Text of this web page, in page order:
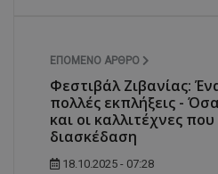
ΕΠΌΜΕΝΟ ΆΡΘΡΟ
Φεστιβάλ Ζιβανίας:
πολλές εκπλήξεις -
και οι καλλιτέχνες
διασκέδαση
18.10.2025 - 07:28